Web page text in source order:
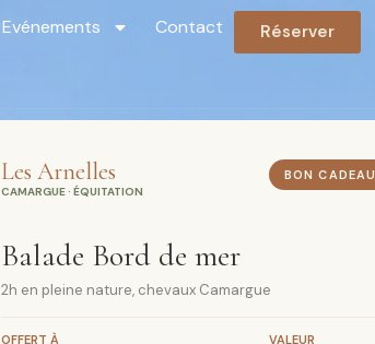
Evénements Contact Réserver
Les Arnelles
CAMARGUE · ÉQUITATION
BON CADEAU
Balade Bord de mer
2h en pleine nature, chevaux Camargue
OFFERT À VALEUR